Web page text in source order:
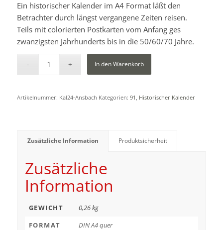
Ein historischer Kalender im A4 Format läßt den
Betrachter durch längst vergangene Zeiten reisen.
Teils mit colorierten Postkarten vom Anfang ges
zwanzigsten Jahrhunderts bis in die 50/60/70 Jahre.
In den Warenkorb
Artikelnummer: Kal24-Ansbach Kategorien: 91 Historischer Kalender
Zusätzliche Information Produktsicherheit
Zusätzliche
Information
GEWICHT
0,26 kg
FORMAT
DIN A4 quer